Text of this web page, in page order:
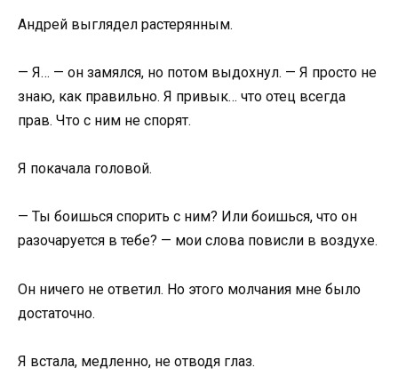
Андрей выглядел растерянным.
— Я… — он замялся, но потом выдохнул. — Я просто не
знаю, как правильно. Я привык… что отец всегда
прав. Что с ним не спорят.
Я покачала головой.
— Ты боишься спорить с ним? Или боишься, что он
разочаруется в тебе? — мои слова повисли в воздухе.
Он ничего не ответил. Но этого молчания мне было
достаточно.
Я встала, медленно, не отводя глаз.